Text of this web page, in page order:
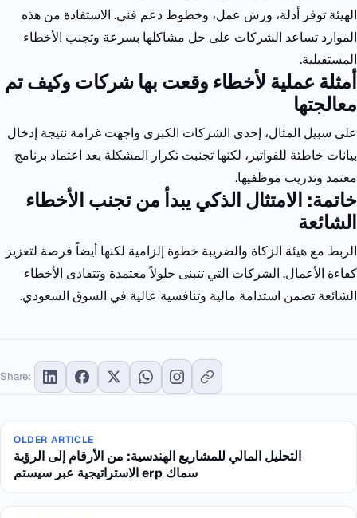
الهيئة توفر أدلة، ورش عمل، وخطوط دعم فني. الاستفادة من هذه
الموارد تساعد الشركات على حل مشاكلها بسرعة وتجنب الأخطاء
المستقبلية.
أمثلة عملية لأخطاء وقعت بها شركات وكيف تم
معالجتها
على سبيل المثال، إحدى الشركات الكبرى واجهت غرامة نتيجة إدخال
بيانات خاطئة للفواتير، لكنها تجنبت تكرار المشكلة بعد اعتماد برنامج
معتمد وتدريب موظفيها.
خاتمة: الامتثال الذكي يبدأ من تجنب الأخطاء
الشائعة
الربط مع هيئة الزكاة والضريبة خطوة إلزامية لكنها أيضاً فرصة لتعزيز
كفاءة الأعمال. الشركات التي تتبنى حلولاً معتمدة وتتفادى الأخطاء
الشائعة تضمن استدامة مالية وتنافسية عالية في السوق السعودي.
Share:
OLDER ARTICLE
التحليل المالي للمشاريع الهندسية: من الأرقام إلى الرؤية
الاستراتيجية عبر سيستم erp سماك